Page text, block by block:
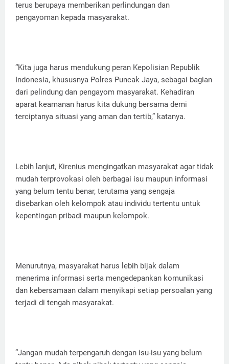
terus berupaya memberikan perlindungan dan
pengayoman kepada masyarakat.
“Kita juga harus mendukung peran Kepolisian Republik
Indonesia, khususnya Polres Puncak Jaya, sebagai bagian
dari pelindung dan pengayom masyarakat. Kehadiran
aparat keamanan harus kita dukung bersama demi
terciptanya situasi yang aman dan tertib,” katanya.
Lebih lanjut, Kirenius mengingatkan masyarakat agar tidak
mudah terprovokasi oleh berbagai isu maupun informasi
yang belum tentu benar, terutama yang sengaja
disebarkan oleh kelompok atau individu tertentu untuk
kepentingan pribadi maupun kelompok.
Menurutnya, masyarakat harus lebih bijak dalam
menerima informasi serta mengedepankan komunikasi
dan kebersamaan dalam menyikapi setiap persoalan yang
terjadi di tengah masyarakat.
“Jangan mudah terpengaruh dengan isu-isu yang belum